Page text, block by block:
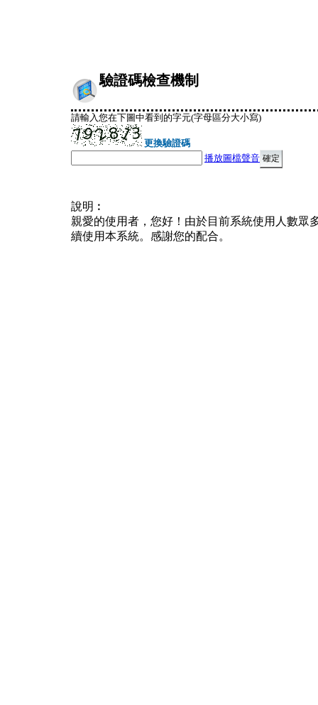
驗證碼檢查機制
請輸入您在下圖中看到的字元(字母區分大小寫)
更換驗證碼
播放圖檔聲音
說明︰
親愛的使用者，您好！由於目前系統使用人數眾
續使用本系統。感謝您的配合。